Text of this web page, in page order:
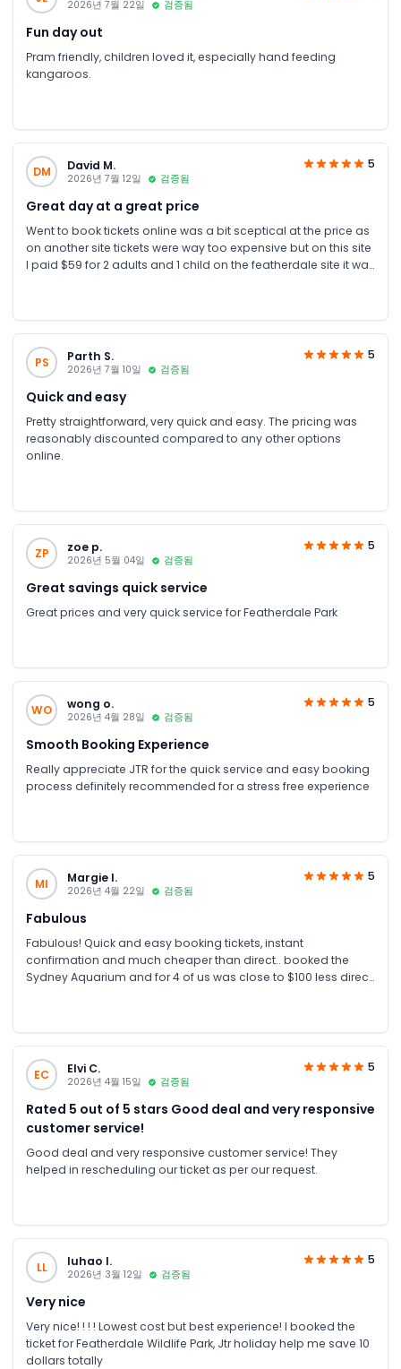
2026년 7월 22일 검증됨
Fun day out
Pram friendly, children loved it, especially hand feeding
kangaroos.
DM David M.
2026년 7월 12일 검증됨
5
Great day at a great price
Went to book tickets online was a bit sceptical at the price as
on another site tickets were way too expensive but on this site
I paid $59 for 2 adults and 1 child on the featherdale site it was
animals you normally don’t see so was a great day all round
PS
Parth S.
2026년 7월 10일 검증됨
5
Quick and easy
Pretty straightforward, very quick and easy. The pricing was
reasonably discounted compared to any other options
online.
ZP zoe p.
2026년 5월 04일 검증됨
5
Great savings quick service
Great prices and very quick service for Featherdale Park
WO wong o.
2026년 4월 28일 검증됨
5
Smooth Booking Experience
Really appreciate JTR for the quick service and easy booking
process definitely recommended for a stress free experience
MI Margie I.
2026년 4월 22일 검증됨
5
Fabulous
Fabulous! Quick and easy booking tickets, instant
confirmation and much cheaper than direct.. booked the
Sydney Aquarium and for 4 of us was close to $100 less direct
EC Elvi C.
2026년 4월 15일 검증됨
5
Rated 5 out of 5 stars Good deal and very responsive
customer service!
Good deal and very responsive customer service! They
helped in rescheduling our ticket as per our request.
LL luhao l.
2026년 3월 12일 검증됨
5
Very nice
Very nice! ! ! ! Lowest cost but best experience! I booked the
ticket for Featherdale Wildlife Park, Jtr holiday help me save 10
dollars totally